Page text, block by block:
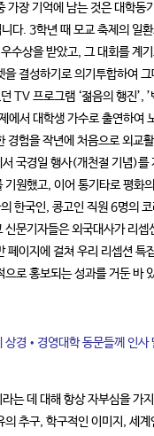
가장 기억에 남는 것은 대학동
다. 3학년 때 모교 축제의 일
수상을 받았고, 그 대회를 계
을 결성하기로 의기투합하여
TV 프로그램 ‘젊음의 행진’,
에서 대학생 가수로 출연하여
경험을 작년에 처음으로 외교
국경일 행사(개천절 기념)를
기원했고, 이어 통기타로 평화
한국인, 콩고인 직원 6명의
신문기자들은 외국대사가 리
페이지에 걸쳐 우리 리셉션 특
으로 홍보되는 성과를 거둔 바
상경•경영대학 동문들께 인
는 데 대해 항상 자부심을 가
의 추구, 학구적인 이미지, 세